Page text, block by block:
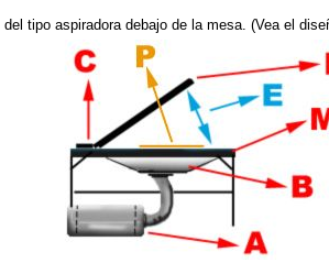
tipo aspiradora debajo de la mesa. (Vea el